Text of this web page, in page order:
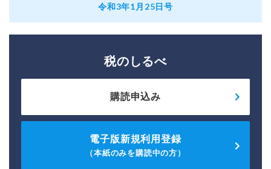
令和3年1月25日号
税のしるべ
購読申込み
電子版新規利用登録
（本紙のみを購読中の方）